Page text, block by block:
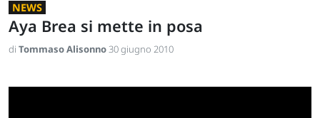
NEWS
Aya Brea si mette in posa
di Tommaso Alisonno30 giugno 2010